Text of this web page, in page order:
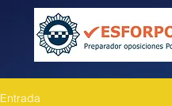
Entrada